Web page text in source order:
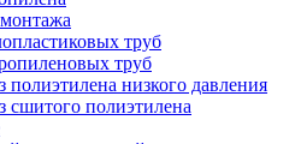
труб
труб
полиэтилена низкого давления
сшитого полиэтилена